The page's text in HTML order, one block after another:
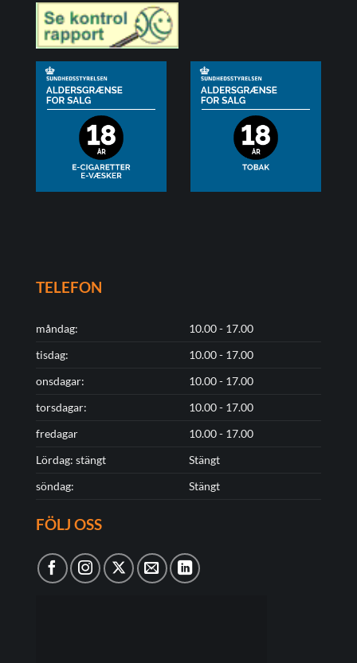
TELEFON
måndag:
10.00 - 17.00
tisdag:
10.00 - 17.00
onsdagar:
10.00 - 17.00
torsdagar:
10.00 - 17.00
fredagar
10.00 - 17.00
Lördag: stängt
Stängt
söndag:
Stängt
FÖLJ OSS